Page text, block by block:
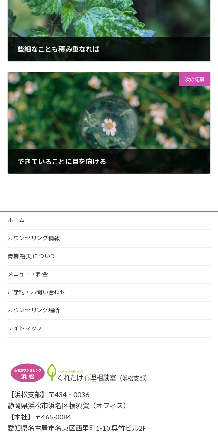
些細なことも積み重なれば
次の記事
できていることに目を向ける
ホーム
カウンセリング情報
青柳 裕美 について
メニュー・料金
ご予約・お問い合わせ
カウンセリング場所
サイトマップ
【浜松支部】〒434‐0036
静岡県浜松市浜名区横須賀（オフィス）
【本社】〒465-0084
愛知県名古屋市名東区西里町1-10 呉竹ビル2F